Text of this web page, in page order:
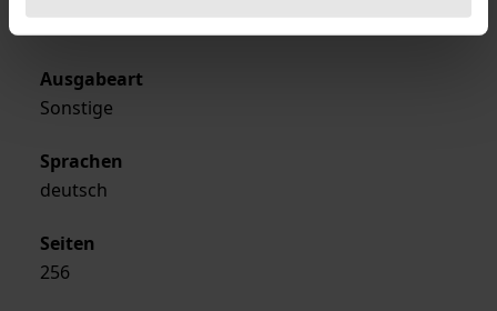
Ausgabeart
Sonstige
Sprachen
deutsch
Seiten
256